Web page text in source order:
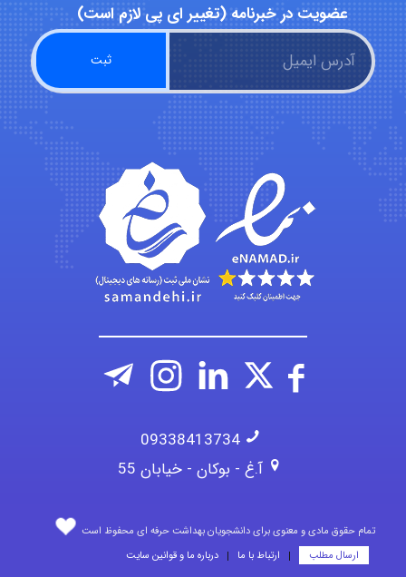
A.balandeh
fatima
Jafar Tym
aghajari vahid
عضویت در خبرنامه (تغییر ای پی لازم است)
09338413734
آ.غ - بوکان - خیابان 55
تمام حقوق مادی و معنوی برای دانشجویان بهداشت حرفه ای محفوظ است
ارسال مطلب
ارتباط با ما درباره ما و قوانین سایت